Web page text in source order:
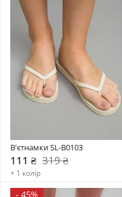
В'єтнамки SL-B0103
111 ₴ 319 ₴
+ 1 колір
- 45%